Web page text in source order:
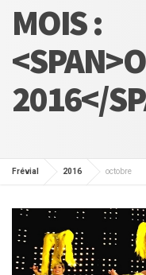
MOIS :
2016</
Frévial 2016 octobre